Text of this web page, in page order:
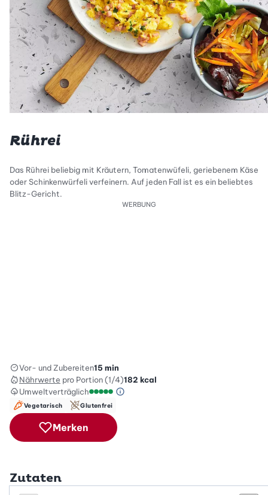
Rührei
Das Rührei beliebig mit Kräutern, Tomatenwüfeli, geriebenem Käse
oder Schinkenwürfeli verfeinern. Auf jeden Fall ist es ein beliebtes
Blitz-Gericht.
WERBUNG
Vor- und Zubereiten15 min
Nährwerte pro Portion (1/4)182 kcal
Umweltverträglich
Green Betty Skala Info
Vegetarisch Glutenfrei
Merken
Zutaten